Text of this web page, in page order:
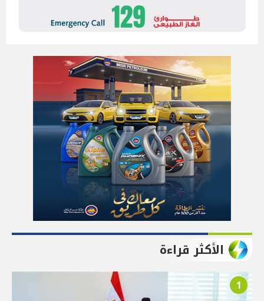
الأكثر قراءة
1